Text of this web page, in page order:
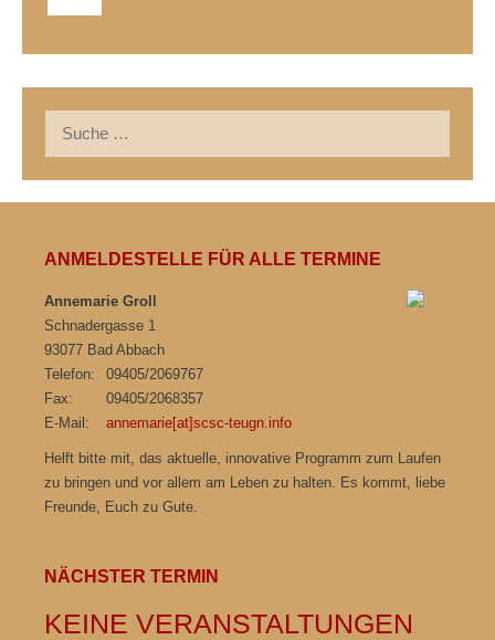
nach:
ANMELDESTELLE FÜR ALLE TERMINE
Annemarie Groll
Schnadergasse 1
93077 Bad Abbach
Telefon:
09405/2069767
Fax:
09405/2068357
E-Mail:
annemarie[at]scsc-teugn.info
Helft bitte mit, das aktuelle, innovative Programm zum Laufen
zu bringen und vor allem am Leben zu halten. Es kommt, liebe
Freunde, Euch zu Gute.
NÄCHSTER TERMIN
KEINE VERANSTALTUNGEN